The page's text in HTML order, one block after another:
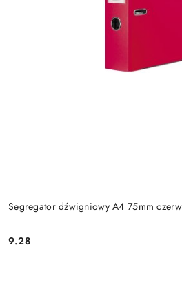
Segregator dźwigniowy A4 75mm
Cena:
9.28